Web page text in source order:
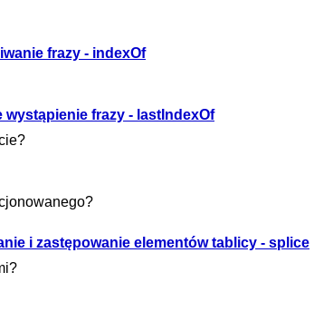
frazy - indexOf
frazy - lastIndexOf
i zastępowanie elementów tablicy - splice